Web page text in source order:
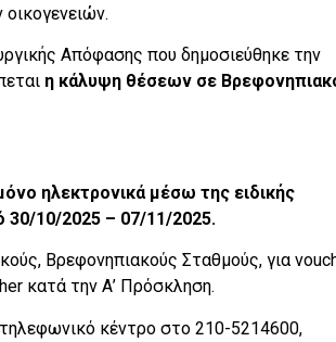
Απόφασης που δημοσιεύθηκε την
η κάλυψη θέσεων σε
ηλεκτρονικά μέσω της ειδικής
30/10/2025 – 07/11/2025.
Βρεφονηπιακούς Σταθμούς, για
κατά την Α’ Πρόσκληση.
κέντρο στο 210-5214600,